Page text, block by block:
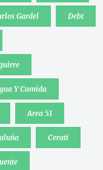
Gardel Debt
Y Comida
Area 51
Cerati